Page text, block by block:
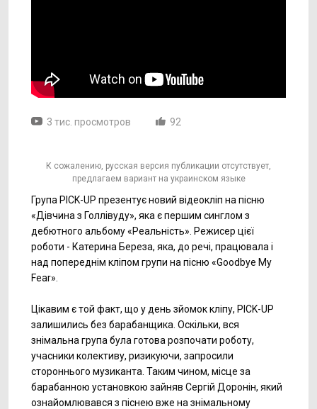
3 тис. просмотров 92
К сожалению, русская версия публикации отсутствует,
предлагаем вариант на украинском языке
Група PICK-UP презентує новий відеокліп на пісню
«Дівчина з Голлівуду», яка є першим синглом з
дебютного альбому «Реальність». Режисер цієї
роботи - Катерина Береза, яка, до речі, працювала і
над попереднім кліпом групи на пісню «Goodbye My
Fear».
Цікавим є той факт, що у день зйомок кліпу, PICK-UP
залишились без барабанщика. Оскільки, вся
знімальна група була готова розпочати роботу,
учасники колективу, ризикуючи, запросили
стороннього музиканта. Таким чином, місце за
барабанною установкою зайняв Сергій Доронін, який
ознайомлювався з піснею вже на знімальному